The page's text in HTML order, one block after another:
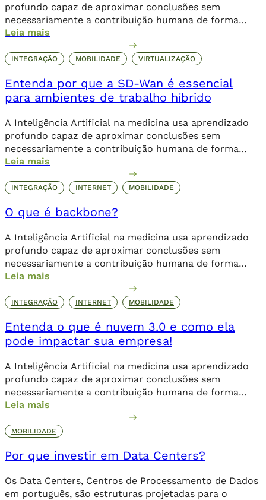
profundo capaz de aproximar conclusões sem
necessariamente a contribuição humana de forma
direta.
Leia mais
INTEGRAÇÃO MOBILIDADE VIRTUALIZAÇÃO
Entenda por que a SD-Wan é essencial
para ambientes de trabalho híbrido
A Inteligência Artificial na medicina usa aprendizado
profundo capaz de aproximar conclusões sem
necessariamente a contribuição humana de forma
direta.
Leia mais
INTEGRAÇÃO INTERNET MOBILIDADE
O que é backbone?
A Inteligência Artificial na medicina usa aprendizado
profundo capaz de aproximar conclusões sem
necessariamente a contribuição humana de forma
direta.
Leia mais
INTEGRAÇÃO INTERNET MOBILIDADE
Entenda o que é nuvem 3.0 e como ela
pode impactar sua empresa!
A Inteligência Artificial na medicina usa aprendizado
profundo capaz de aproximar conclusões sem
necessariamente a contribuição humana de forma
direta.
Leia mais
MOBILIDADE
Por que investir em Data Centers?
Os Data Centers, Centros de Processamento de Dados
em português, são estruturas projetadas para o